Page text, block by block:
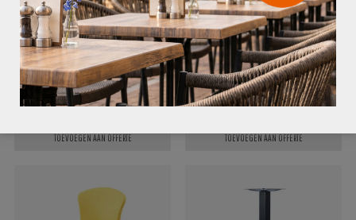
TERRASSTOEL AMALFI ZWART €69,95
TOEVOEGEN AAN OFFERTE
TERRASSTOEL SAINT TROPEZ MET
ARM BLACK STRING
€47,50
TOEVOEGEN AAN OFFERTE